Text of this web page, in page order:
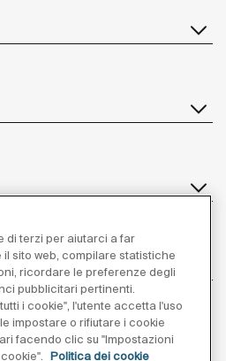
di terzi per aiutarci a far
sito web, compilare statistiche
ricordare le preferenze degli
pubblicitari pertinenti.
i cookie", l'utente accetta l'uso
impostare o rifiutare i cookie
facendo clic su "Impostazioni
Politica dei cookie